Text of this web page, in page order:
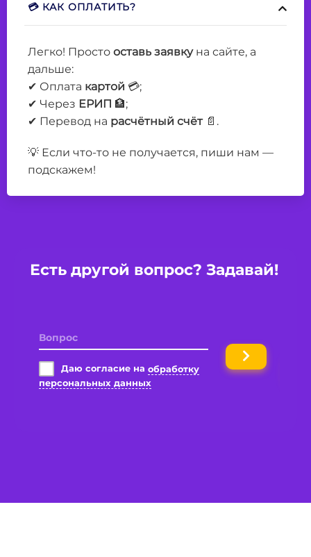
💳 КАК ОПЛАТИТЬ?
Легко! Просто оставь заявку на сайте, а
дальше:
✔ Оплата картой 💳;
✔ Через ЕРИП 🏦;
✔ Перевод на расчётный счёт 📄.
💡 Если что-то не получается, пиши нам —
подскажем!
Есть другой вопрос? Задавай!
Вопрос
Даю согласие на обработку
персональных данных